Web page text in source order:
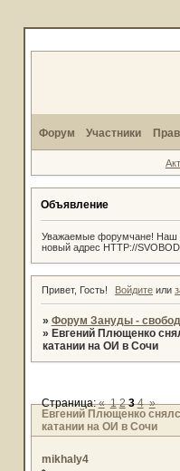
Форум Участники
Объявление
Уважаемые форумчане! Наш
новый адрес HTTP://
Привет, Гость! Войдите или
» Форум Зануды -
» Евгений Плющенко
катании на ОИ в Сочи
Евгений Плющенко
катании на ОИ в Сочи
Страница:« 1 2 3 4 »
mikhaly4